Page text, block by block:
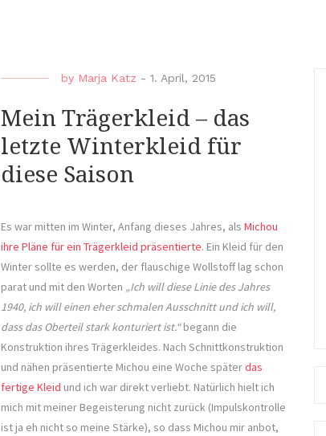
by Marja Katz - 1. April, 2015
Mein Trägerkleid – das
letzte Winterkleid für
diese Saison
Es war mitten im Winter, Anfang dieses Jahres, als Michou
ihre Pläne für ein Trägerkleid präsentierte. Ein Kleid für den
Winter sollte es werden, der flauschige Wollstoff lag schon
parat und mit den Worten „Ich will diese Linie des Jahres
1940, ich will einen eher schmalen Aus­schnitt und ich will,
dass das Oberteil stark kon­tu­riert ist.“begann die
Konstruktion ihres Trägerkleides. Nach Schnittkonstruktion
und nähen präsentierte Michou eine Woche späterdas
fertige Kleid und ich war direkt verliebt. Natürlich hielt ich
mich mit meiner Begeisterung nicht zurück (Impulskontrolle
ist ja eh nicht so meine Stärke), so dass Michou mir anbot,